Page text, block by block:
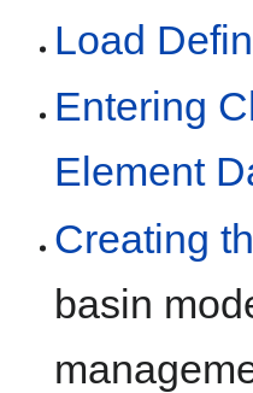
Load
Entering
Element
Creating
basin